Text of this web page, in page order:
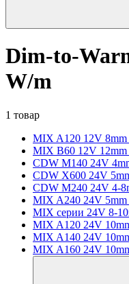
Dim-to-
W/m
1 товар
MIX A120 12V 8mm
MIX B60 12V 12mm
CDW M140 24V
CDW X600 24V
CDW M240 24V 4-
MIX A240 24V 5mm
MIX серии 24V 8-
MIX A120 24V
MIX A140 24V
MIX A160 24V